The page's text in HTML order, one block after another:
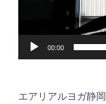
00:00
エアリアルヨガ静岡